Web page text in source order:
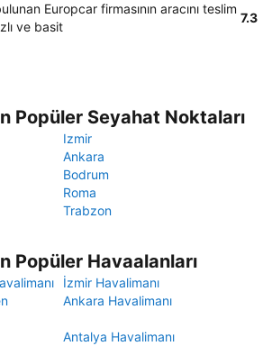
Europcar firmasının aracını teslim
ve basit
7.3
Popüler Seyahat Noktaları
Izmir
Ankara
Bodrum
Roma
Trabzon
Popüler Havaalanları
İzmir Havalimanı
Ankara Havalimanı
Antalya Havalimanı